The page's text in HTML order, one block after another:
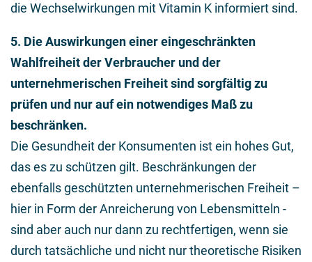
die Wechselwirkungen mit Vitamin K informiert sind.
5. Die Auswirkungen einer eingeschränkten
Wahlfreiheit der Verbraucher und der
unternehmerischen Freiheit sind sorgfältig zu
prüfen und nur auf ein notwendiges Maß zu
beschränken.
Die Gesundheit der Konsumenten ist ein hohes Gut,
das es zu schützen gilt. Beschränkungen der
ebenfalls geschützten unternehmerischen Freiheit –
hier in Form der Anreicherung von Lebensmitteln -
sind aber auch nur dann zu rechtfertigen, wenn sie
durch tatsächliche und nicht nur theoretische Risiken